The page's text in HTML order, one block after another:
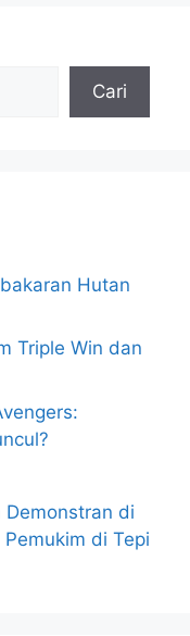
Cari
Hutan
Triple Win dan
Demonstran di
di Tepi